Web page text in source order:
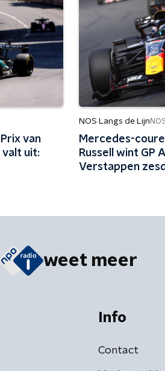
van
valt uit:
NOS Langs de Lijn
Mercedes-
Russell wint GP
Verstappen
weet meer
Info
Contact